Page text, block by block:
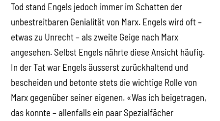
Tod stand Engels jedoch immer im Schatten der
unbestreitbaren Genialität von Marx. Engels wird oft –
etwas zu Unrecht – als zweite Geige nach Marx
angesehen. Selbst Engels nährte diese Ansicht häufig.
In der Tat war Engels äusserst zurückhaltend und
bescheiden und betonte stets die wichtige Rolle von
Marx gegenüber seiner eigenen. «Was ich beigetragen,
das konnte – allenfalls ein paar Spezialfächer